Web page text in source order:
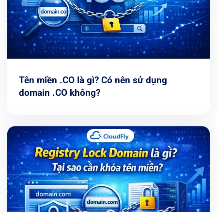
Tên miền .CO là gì? Có nên sử dụng
domain .CO không?